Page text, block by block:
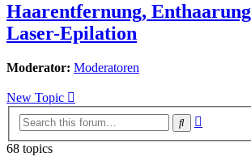
Haarentfernung,
Laser-Epilation
Moderator: Moderatoren
New Topic
Search
68 topics